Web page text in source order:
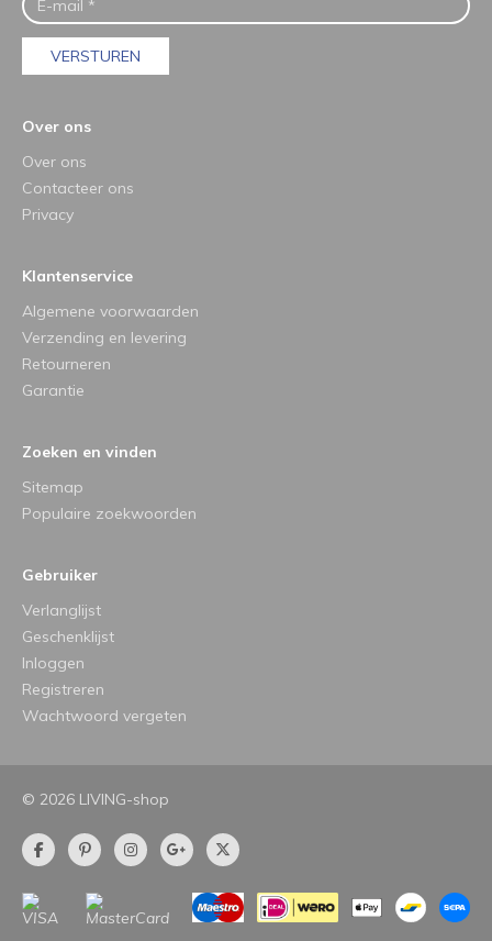
VERSTUREN
Over ons
Over ons
Contacteer ons
Privacy
Klantenservice
Algemene voorwaarden
Verzending en levering
Retourneren
Garantie
Zoeken en vinden
Sitemap
Populaire zoekwoorden
Gebruiker
Verlanglijst
Geschenklijst
Inloggen
Registreren
Wachtwoord vergeten
© 2026 LIVING-shop